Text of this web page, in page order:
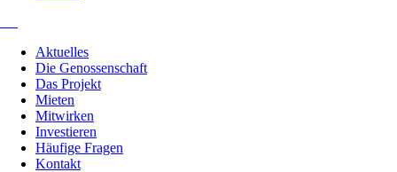
überspringen
Aktuelles
Die Genossenschaft
Das Projekt
Mieten
Mitwirken
Investieren
Häufige Fragen
Kontakt